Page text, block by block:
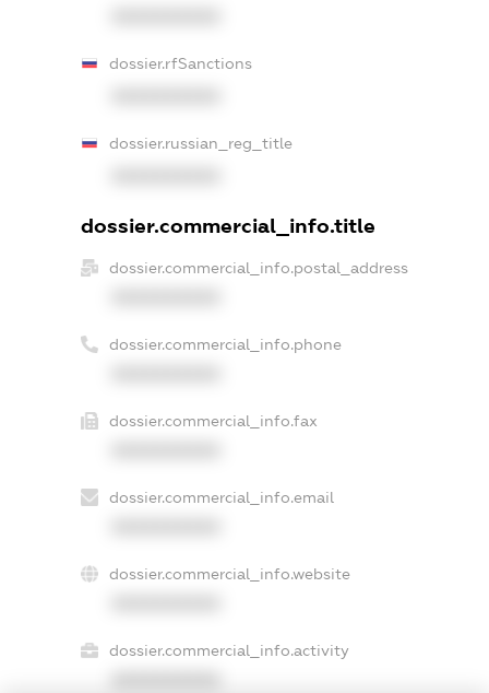
dossier.rfSanctions
dossier.russian_reg_title
dossier.commercial_info.title
dossier.commercial_info.postal_address
dossier.commercial_info.phone
dossier.commercial_info.fax
dossier.commercial_info.email
dossier.commercial_info.website
dossier.commercial_info.activity